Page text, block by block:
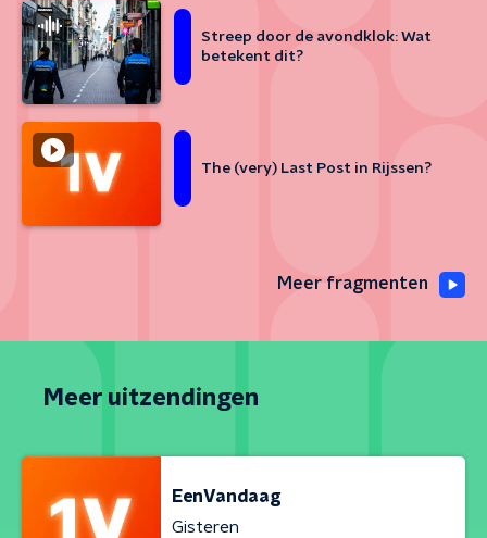
Streep door de avondklok: Wat
betekent dit?
The (very) Last Post in Rijssen?
Meer fragmenten
Meer uitzendingen
EenVandaag
Gisteren